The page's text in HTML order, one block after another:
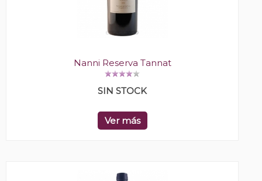
Nanni Reserva Tannat
SIN STOCK
Ver más